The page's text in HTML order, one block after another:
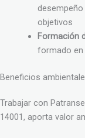
objetivos
Formación
formado en
Beneficios
Trabajar con
14001, aporta valor